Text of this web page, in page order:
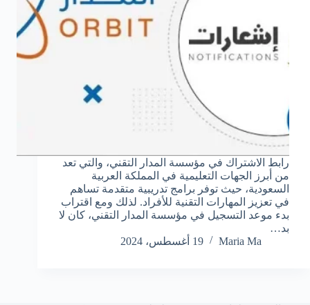
رابط الاشتراك في مؤسسة المدار التقني، والتي تعد
من أبرز الجهات التعليمية في المملكة العربية
السعودية، حيث توفر برامج تدريبية متقدمة تساهم
في تعزيز المهارات التقنية للأفراد. لذلك ومع اقتراب
بدء موعد التسجيل في مؤسسة المدار التقني، كان لا
بد…
Maria Ma
19 أغسطس، 2024